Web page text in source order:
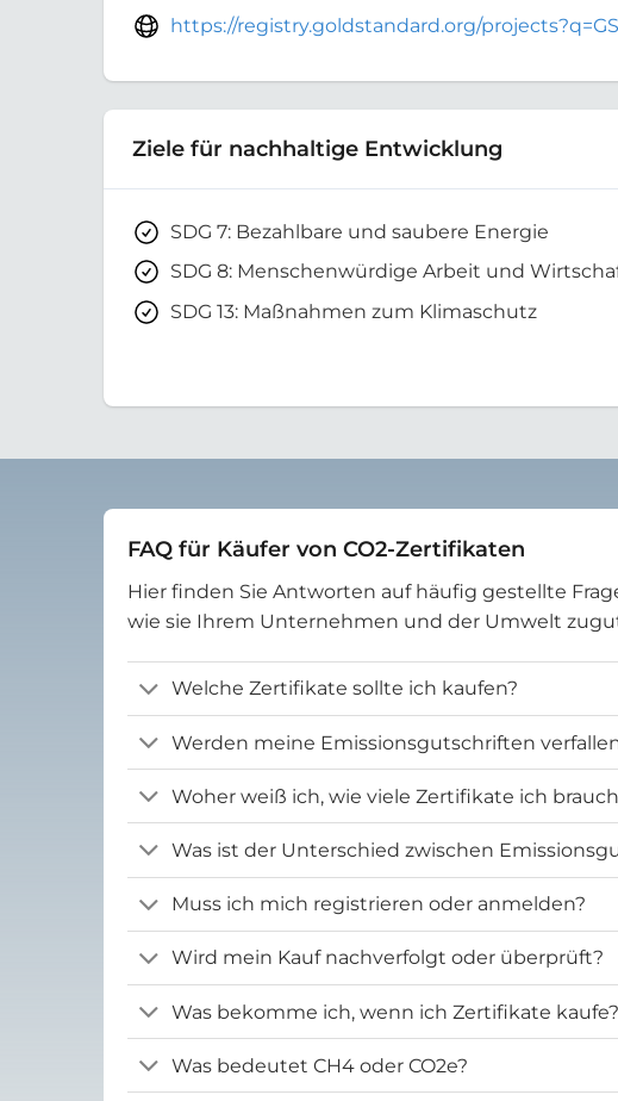
https://registry.goldstandard.org/
Ziele für nachhaltige Entwicklung
SDG 7: Bezahlbare und saubere Energie
SDG 8: Menschenwürdige Arbeit und
SDG 13: Maßnahmen zum Klimaschutz
FAQ für Käufer von CO2-Zertifikaten
Hier finden Sie Antworten auf häufig gestellte
wie sie Ihrem Unternehmen und der Umwelt
Welche Zertifikate sollte ich kaufen?
Werden meine Emissionsgutschriften
Woher weiß ich, wie viele Zertifikate ich
Was ist der Unterschied zwischen
Muss ich mich registrieren oder anmelden?
Wird mein Kauf nachverfolgt oder überprüft?
Was bekomme ich, wenn ich Zertifikate kaufe?
Was bedeutet CH4 oder CO2e?